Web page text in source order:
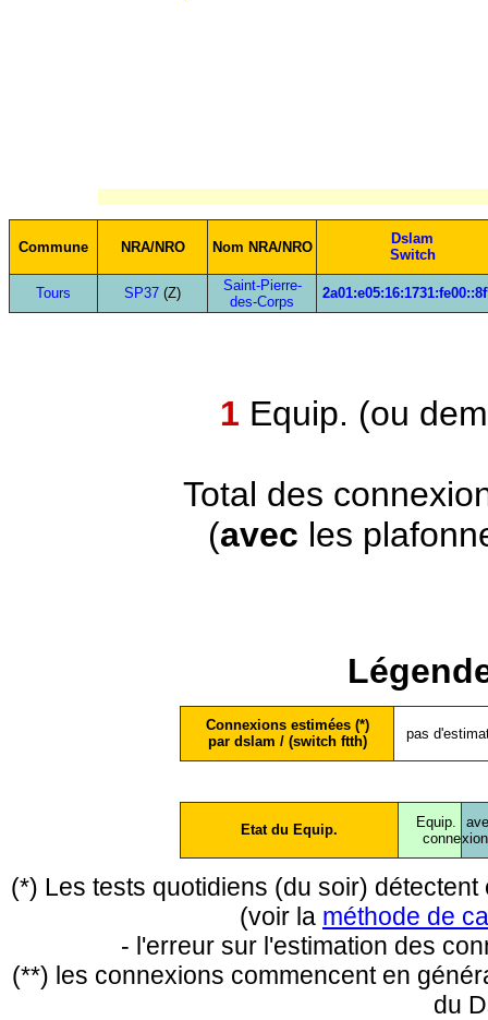
Commune NRA/NRO Nom NRA/NRO
Dslam
Switch
Tours SP37 (Z)
Saint-Pierre-
des-Corps
1 Equip. (ou
Total des
(avec les
Connexions estimées (*)
par dslam / (switch ftth)
pas
Etat du Equip.
Equip.
conne
(*) Les tests quotidiens (du soir)
(voir la méthode de
- l'erreur sur l'estimation des
(**) les connexions commencent en
du